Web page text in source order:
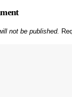
not be published.